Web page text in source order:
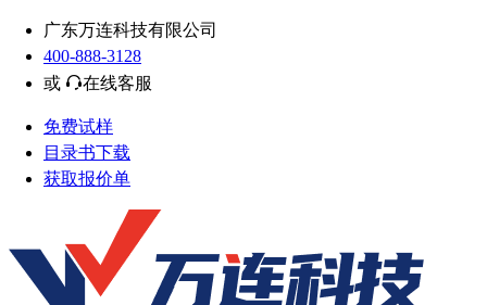
广东万连科技有限公司
400-888-3128
或
在线客服
免费试样
目录书下载
获取报价单